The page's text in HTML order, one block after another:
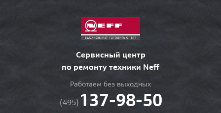
Сервисный центр
по ремонту техники Neff
Работаем без выходных
(495) 137-98-50